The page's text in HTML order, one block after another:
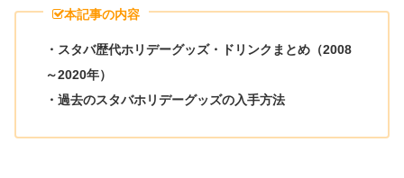
本記事の内容
・スタバ歴代ホリデーグッズ・ドリンクまとめ（2008
～2020年）
・過去のスタバホリデーグッズの入手方法